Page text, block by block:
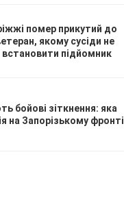
помер прикутий до
якому сусіди не
підйомник
бойові зіткнення: яка
на Запорізькому фронті